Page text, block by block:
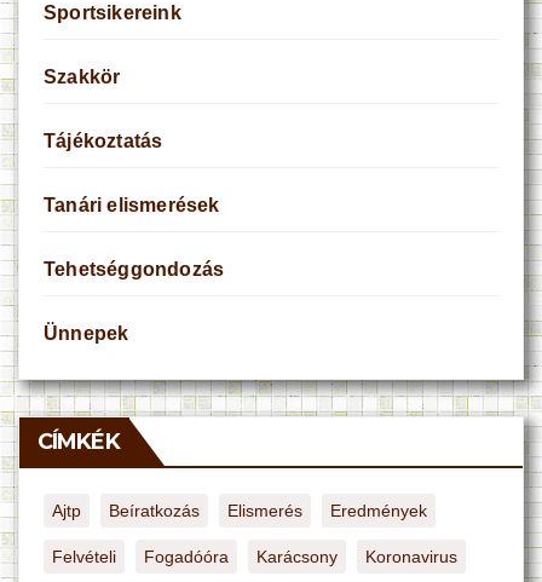
Sportsikereink
Szakkör
Tájékoztatás
Tanári elismerések
Tehetséggondozás
Ünnepek
CÍMKÉK
Ajtp Beíratkozás Elismerés Eredmények
Felvételi Fogadóóra Karácsony Koronavirus